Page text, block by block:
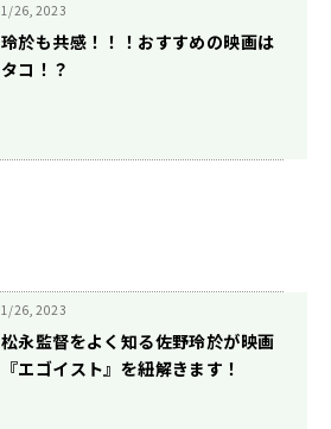
1/26, 2023
玲於も共感！！！おすすめの映画は
タコ！？
1/26, 2023
松永監督をよく知る佐野玲於が映画
『エゴイスト』を紐解きます！